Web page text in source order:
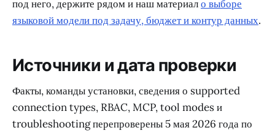
под него, держите рядом и наш материало выборе
языковой модели под задачу, бюджет и контур данных.
Источники и дата проверки
Факты, команды установки, сведения о supported
connection types, RBAC, MCP, tool modes и
troubleshooting перепроверены 5 мая 2026 года по